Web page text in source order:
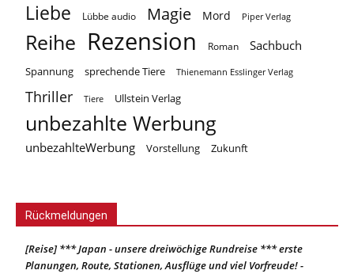
Liebe Lübbe audio Magie Mord Piper Verlag
Reihe Rezension Roman Sachbuch
Spannung sprechende Tiere Thienemann Esslinger Verlag
Thriller Tiere Ullstein Verlag
unbezahlte Werbung
unbezahlteWerbung Vorstellung Zukunft
Rückmeldungen
[Reise] *** Japan - unsere dreiwöchige Rundreise *** erste
Planungen, Route, Stationen, Ausflüge und viel Vorfreude! -